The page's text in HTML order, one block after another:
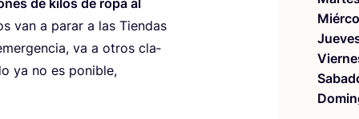
de kilos de ropa al
van a parar a las Tien­das
va a otros cla­
ya no es poni­ble,